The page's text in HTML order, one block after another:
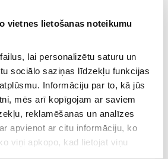
vietnes lietošanas noteikumu
lai personalizētu saturu un
sociālo saziņas līdzekļu funkcijas
Informāciju par to, kā jūs
mēs arī kopīgojam ar saviem
reklamēšanas un analīzes
apvienot ar citu informāciju, ko
viņi apkopo, kad lietojat viņu